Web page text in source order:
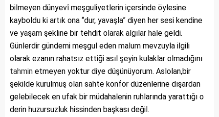
bilmeyen dünyevî meşguliyetlerin içersinde öylesine
kayboldu ki artık ona “dur, yavaşla” diyen her sesi kendine
ve yaşam şekline bir tehdit olarak algılar hale geldi.
Günlerdir gündemi meşgul eden malum mevzuyla ilgili
olarak ezanın rahatsız ettiği asıl şeyin kulaklar olmadığını
tahmin etmeyen yoktur diye düşünüyorum. Aslolan,bir
şekilde kurulmuş olan sahte konfor düzenlerine dışardan
gelebilecek en ufak bir müdahalenin ruhlarında yarattığı o
derin huzursuzluk hissinden başkası değil.